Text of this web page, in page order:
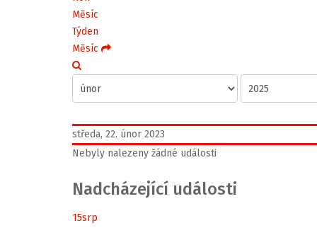
Měsíc
Týden
Měsíc
středa, 22. únor 2023
Nebyly nalezeny žádné události
Nadcházející události
15srp